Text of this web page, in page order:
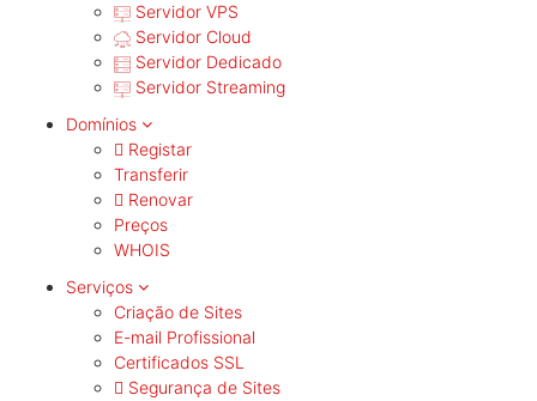
Servidor VPS
Servidor Cloud
Servidor Dedicado
Servidor Streaming
Domínios
Registar
Transferir
Renovar
Preços
WHOIS
Serviços
Criação de Sites
E-mail Profissional
Certificados SSL
Segurança de Sites